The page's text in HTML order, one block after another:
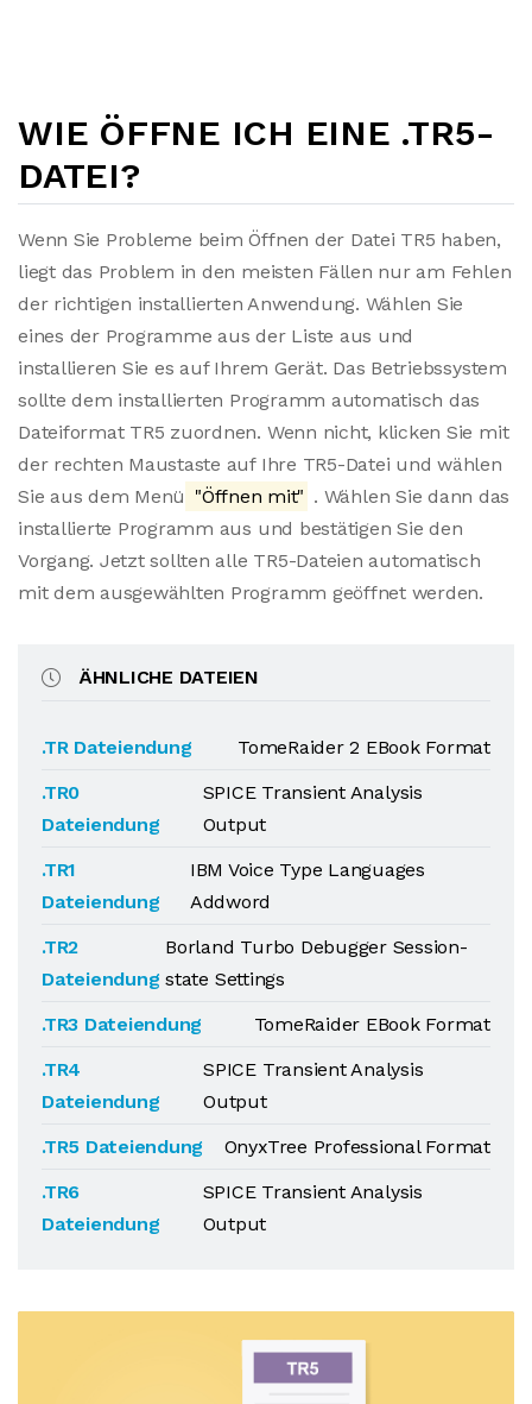
WIE ÖFFNE ICH EINE .TR5-
DATEI?
Wenn Sie Probleme beim Öffnen der Datei TR5 haben,
liegt das Problem in den meisten Fällen nur am Fehlen
der richtigen installierten Anwendung. Wählen Sie
eines der Programme aus der Liste aus und
installieren Sie es auf Ihrem Gerät. Das Betriebssystem
sollte dem installierten Programm automatisch das
Dateiformat TR5 zuordnen. Wenn nicht, klicken Sie mit
der rechten Maustaste auf Ihre TR5-Datei und wählen
Sie aus dem Menü "Öffnen mit" . Wählen Sie dann das
installierte Programm aus und bestätigen Sie den
Vorgang. Jetzt sollten alle TR5-Dateien automatisch
mit dem ausgewählten Programm geöffnet werden.
ÄHNLICHE DATEIEN
.TR Dateiendung
TomeRaider 2 EBook Format
.TR0
Dateiendung
SPICE Transient Analysis
Output
.TR1
Dateiendung
IBM Voice Type Languages
Addword
.TR2
Dateiendung
Borland Turbo Debugger Session-
state Settings
.TR3 Dateiendung
TomeRaider EBook Format
.TR4
Dateiendung
SPICE Transient Analysis
Output
.TR5 Dateiendung
OnyxTree Professional Format
.TR6
Dateiendung
SPICE Transient Analysis
Output